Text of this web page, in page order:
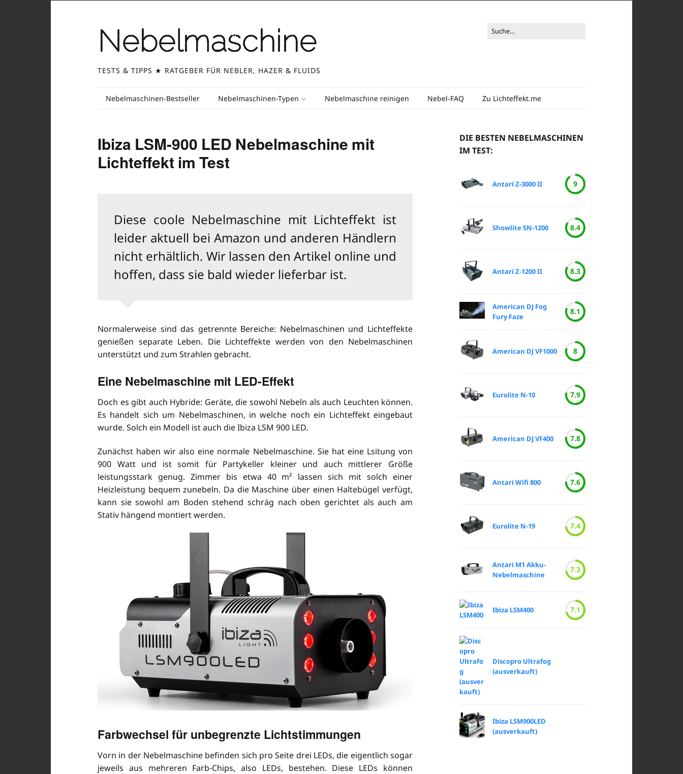
springen
Nebelmaschine
TESTS & TIPPS ★ RATGEBER FÜR NEBLER, HAZER & FLUIDS
Suche
Nebelmaschinen-Bestseller Nebelmaschinen-Typen Nebelmaschine reinigen Nebel-FAQ Zu Lichteffekt.me
Ibiza LSM-900 LED Nebelmaschine mit
Lichteffekt im Test
Diese coole Nebelmaschine mit Lichteffekt ist
leider aktuell bei Amazon und anderen Händlern
nicht erhältlich. Wir lassen den Artikel online und
hoffen, dass sie bald wieder lieferbar ist.
Normalerweise sind das getrennte Bereiche: Nebelmaschinen und Lichteffekte
genießen separate Leben. Die Lichteffekte werden von den Nebelmaschinen
unterstützt und zum Strahlen gebracht.
Eine Nebelmaschine mit LED-Effekt
Doch es gibt auch Hybride: Geräte, die sowohl Nebeln als auch Leuchten können.
Es handelt sich um Nebelmaschinen, in welche noch ein Lichteffekt eingebaut
wurde. Solch ein Modell ist auch die Ibiza LSM 900 LED.
Zunächst haben wir also eine normale Nebelmaschine. Sie hat eine Lsitung von
900 Watt und ist somit für Partykeller kleiner und auch mittlerer Größe
leistungsstark genug. Zimmer bis etwa 40 m² lassen sich mit solch einer
Heizleistung bequem zunebeln. Da die Maschine über einen Haltebügel verfügt,
kann sie sowohl am Boden stehend schräg nach oben gerichtet als auch am
Stativ hängend montiert werden.
Farbwechsel für unbegrenzte Lichtstimmungen
Vorn in der Nebelmaschine befinden sich pro Seite drei LEDs, die eigentlich sogar
jeweils aus mehreren Farb-Chips, also LEDs, bestehen. Diese LEDs können
DIE BESTEN NEBELMASCHINEN
IM TEST:
Antari Z-3000 II 9
Showlite SN-1200 8.4
Antari Z-1200 II 8.3
American DJ Fog
Fury Faze
8.1
American DJ VF1000 8
Eurolite N-10 7.9
American DJ VF400 7.8
Antari Wifi 800 7.6
Eurolite N-19 7.4
Antari M1 Akku-
Nebelmaschine
7.3
Ibiza LSM400 7.1
Discopro Ultrafog
(ausverkauft)
Ibiza LSM900LED
(ausverkauft)